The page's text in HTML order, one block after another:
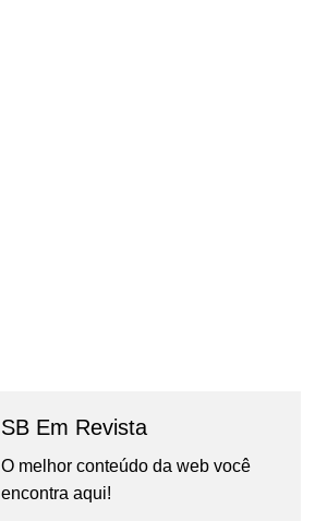
SB Em Revista
O melhor conteúdo da web você
encontra aqui!